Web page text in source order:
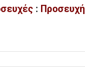
: Προσευχή